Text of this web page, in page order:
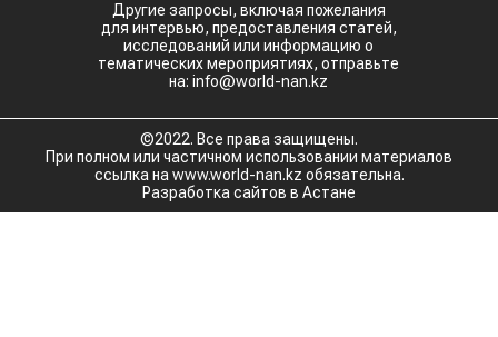
Другие запросы, включая пожелания
для интервью, предоставления статей,
исследований или информацию о
тематических мероприятиях, отправьте
на: info@world-nan.kz
©2022. Все права защищены.
При полном или частичном использовании материалов
ссылка на www.world-nan.kz обязательна.
Разработка сайтов в Астане